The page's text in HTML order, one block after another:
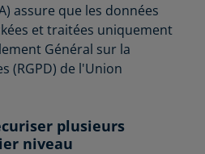
assure que les données
et traitées uniquement
Général sur la
(RGPD) de l'Union
plusieurs
niveau